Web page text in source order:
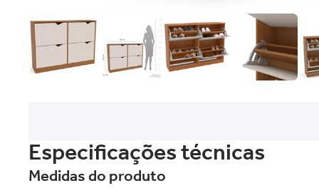
Especificações técnicas
Medidas do produto